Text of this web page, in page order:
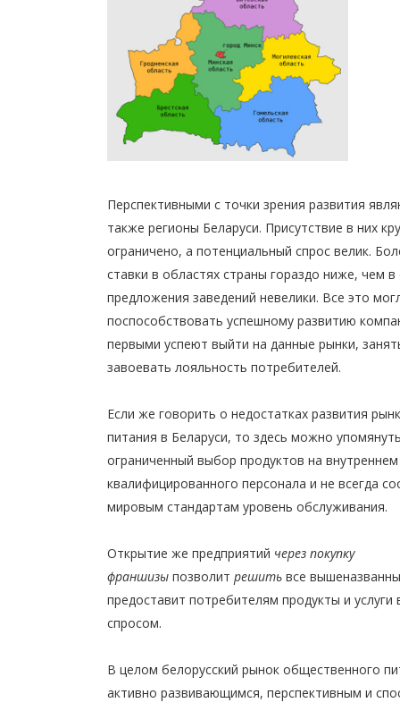
Перспективными с точки зрения развития
также регионы Беларуси. Присутствие в них
ограничено, а потенциальный спрос велик.
ставки в областях страны гораздо ниже, чем
предложения заведений невелики. Все это
поспособствовать успешному развитию
первыми успеют выйти на данные рынки,
завоевать лояльность потребителей.
Если же говорить о недостатках развития
питания в Беларуси, то здесь можно
ограниченный выбор продуктов на
квалифицированного персонала и не всегда
мировым стандартам уровень обслуживания.
Открытие же предприятий через покупку
франшизы позволит решить все
предоставит потребителям продукты и услуги
спросом.
В целом белорусский рынок общественного
активно развивающимся, перспективным и